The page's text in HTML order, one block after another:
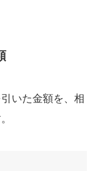
いた金額を、相